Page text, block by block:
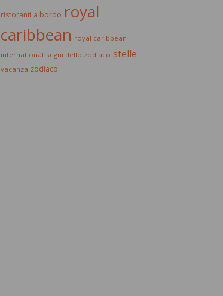
ristoranti a bordo royal
caribbean royal caribbean
international segni dello zodiaco stelle
vacanza zodiaco